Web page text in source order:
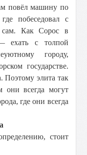
повёл машину по
побеседовал с
Как Сорос в
ехать с толпой
городу,
государстве.
Поэтому элита так
всегда могут
где они всегда
стоит